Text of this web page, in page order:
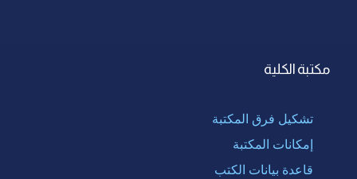
مكتبة الكلية
تشكيل فرق المكتبة
إمكانات المكتبة
قاعدة بيانات الكتب